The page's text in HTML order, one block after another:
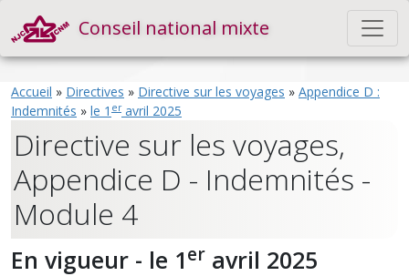
Conseil national mixte
Accueil » Directives » Directive sur les voyages » Appendice D :
Indemnités » le 1 eravril 2025
Directive sur les voyages,
Appendice D - Indemnités -
Module 4
En vigueur - le 1er avril 2025